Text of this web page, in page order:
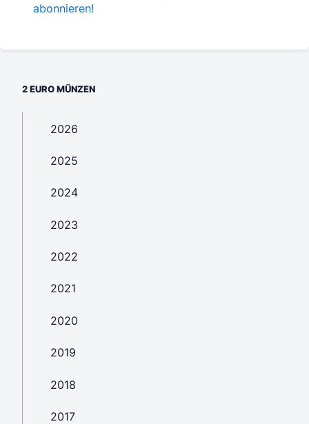
abonnieren!
2 EURO MÜNZEN
2026
2025
2024
2023
2022
2021
2020
2019
2018
2017